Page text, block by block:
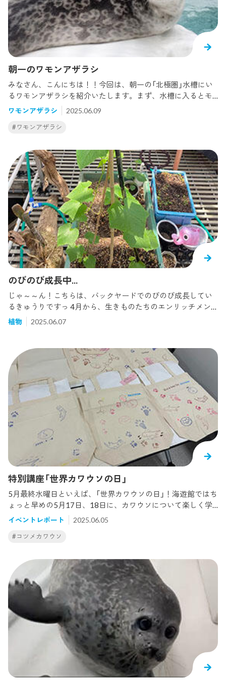
はビロードカワウソも見ることができました。この中でラッ
コは水族館で見られる数はもう残り少ないですが、今、北海
道で数を増やしつつあるため、唯一、自然下で見られる種で
す。でも、ラッコがカワウソの仲間だと言われてもピンと来
ない方も多い気がしないでもない...。また、ユーラシアカワウ
ソは絶滅したとされるニホンカワウソに非常に近い仲間で、
最近、存在が話題になった対馬のカワウソは韓国由来のユー
ラシアカワウソの可能性が高いと言われています。こちらは
土佐清水市役所に展示されているニホンカワウソのはく製で
す。高知には数ヵ所はく製をおいている場所があるので、興
見ると、7つの属に分かれます。・Lutra属（2種） ユーラシア
D OTTER・Lutrogale属（1種） ビロードカワウソ SMOOTH
COATED OTTER・Lontra属（4種） カナダカワウソ NORTH
AMERICAN RIVER OTTER ウミカワウソMARIN OTTER
オナガカワウソ NEOTROPICAL OTTER チリカワウソ SOUT
HERN RIVER OTTER・Hydrictis（1種） ノドブチカワウソ SP
OTTED NECKED OTTER・Pteronura属（1種） オオカワウソ
GIANT OTTER・Aonyx属（3種） ツメナシカワウソ AFRICAN
CLAWLESS OTTER コツメカワウソ ASIAN SHORT CLAWED
OTTER コンゴツメナシカワウソ CONGO CLAWLESS OTTE
R・Enhydra属（1種） ラッコ SEA OTTER更に分布図を見る
と...。このうち、アフリカにいるのがツメナシカワウソとコン
ゴツメナシカワウソとノドブチカワウソの3種、南アメリカに
いるのがオオカワウソとウミカワウソ、オナガカワウソ、チ
リカワウソの4種、北アメリカにいるのがカナダカワウソ、ラ
ッコ。ただし、ラッコはロシアや日本にもいます。ユーラシ
ア大陸に広くいるのがユーラシアカワウソで、東南アジアに
するオオカワウソを除いた3種は北アメリカに暮らすカナダカ
ワウソと近い仲間であり、東南アジアのスマトラカワウソは
ユーラシアカワウソと近い仲間であること。アフリカに暮ら
すツメナシカワウソとコンゴツメナシカワウソは東南アジア
のコツメカワウソと近い仲間なのがわかります。ある場所で
暮らしていたカワウソが別の地に行き、そこで増えていった
のだろうなあ。考えるとすごいですよね。 こちらは当館の係
員が数年前にチリに行った際に見たというウミカワウソ（Mari
ne otter）です、豆粒サイズですけども。主に海の近くで暮ら
す小型のカワウソですが、遠くに動いているのがいくつか見
られたそうです。自然の海でカワウソが見られるってなんか
すてきです。 カワウソにもいろいろいるのですというお話で
朝一のワモンアザラシ
みなさん、こんにちは！！今回は、朝一の「北極圏」水槽にい
るワモンアザラシを紹介いたします。まず、水槽に入るとモ
ヤが陸上に上がっていました。夜から上陸していたのか、毛
が乾いていてモフモフな姿を見ることができました。モフモ
フ姿のアザラシは日中見られることは少ないので、ぜひ見ら
に1度の換毛（かんもう。新しい毛に生え変わること）が終わ
り、綺麗な輪紋模様へ生え変わりました。ユキとアラレは水
槽内を元気に泳いでいました。 ぜひワモンアザラシに会いに
来て下さい～
ワモンアザラシ 2025.06.09
#ワモンアザラシ
のびのび成長中...
じゃ～～ん！こちらは、バックヤードでのびのび成長してい
るきゅうりですっ 4月から、生きものたちのエンリッチメン
トに活用するため、ゴーヤ・きゅうり・にんじんを育て始め
ました！4月のブログ「ちいさな春・ちいさないのち」では、芽
して1ヵ月後のゴーヤ・きゅうり・にんじんのすがたがこち
ら！！どれも立派に成長してますね！うれしいっゴーヤは人
工的に受粉をしてみると、小さな実が...！ゴーヤの花は触れる
とすぐ落ちてしまうため、慎重に行いました...きゅうりなんて
飼育員の身長を越しました～ ( きゅうりのつるは、表面の滑ら
かな支柱には巻きつきにくいのですね！ )にんじんは、大きく
なるスピードが少し遅いですね...。にんじんマスターの方ぜひ
アドバイスください！引き続き、収穫した野菜を活用したエ
ンリッチメントをお届けできるようがんばります～！！
植物 2025.06.07
特別講座「世界カワウソの日」
5月最終水曜日といえば、「世界カワウソの日」！海遊館ではち
ょっと早めの5月17日、18日に、カワウソについて楽しく学
べる特別講座を開催しました。17日は小学生以上とその保護
者、18日は大人の皆さまを対象に、カワウソの給餌見学やオ
リジナルエコバックづくり、ボードゲームなどを取り入れな
えました。毎年、カワウソについてどんなテーマでお話しよ
うかと頭を悩ませている担当なのですが、今年のテーマは「野
生のカワウソの探し方」にしよう！ということで、私がコツメ
カワウソの生息地でもあるマレーシアで実際にみた風景や巣
穴、糞など生息地の写真を見たり、2017年にカワウソが発見
された長崎県の対馬のお話をしました。「図鑑に載っている生
息地ってどうやって、何をしらべていると思いますか？？」と
いう質問に、最初は「・・・・・」と考え込んでしまった参加
者のみなさまも、お話を聞きながら「なるほど...」「糞はどこ
だ？誰の足跡だ？」と考えをめぐらせてくださいました。そし
て、頭の中がカワウソでいっぱいになったところでオリジナ
イベントレポート 2025.06.05
#コツメカワウソ